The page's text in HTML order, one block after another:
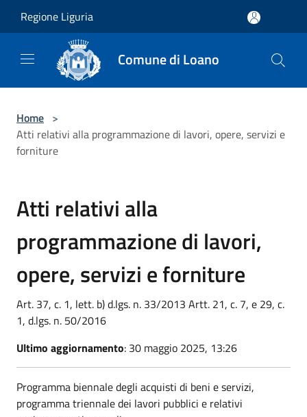
Regione Liguria
Comune di Loano
Home >
Atti relativi alla programmazione di lavori, opere, servizi e
forniture
Atti relativi alla
programmazione di lavori,
opere, servizi e forniture
Art. 37, c. 1, lett. b) d.lgs. n. 33/2013 Artt. 21, c. 7, e 29, c.
1, d.lgs. n. 50/2016
Ultimo aggiornamento: 30 maggio 2025, 13:26
Programma biennale degli acquisti di beni e servizi,
programma triennale dei lavori pubblici e relativi